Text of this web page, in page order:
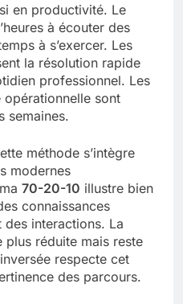
en productivité. Le
à écouter des
à s’exercer. Les
la résolution rapide
professionnel. Les
opérationnelle sont
semaines.
méthode s’intègre
modernes
70-20-10 illustre bien
connaissances
interactions. La
réduite mais reste
respecte cet
des parcours.